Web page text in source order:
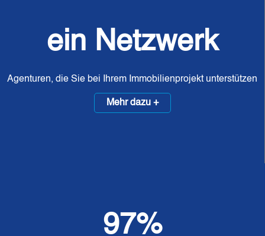
ein Netzwerk
Agenturen, die Sie bei Ihrem Immobilienprojekt unterstützen
Mehr dazu +
97%